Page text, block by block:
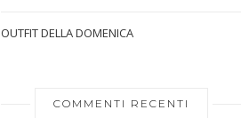
OUTFIT DELLA DOMENICA
COMMENTI RECENTI